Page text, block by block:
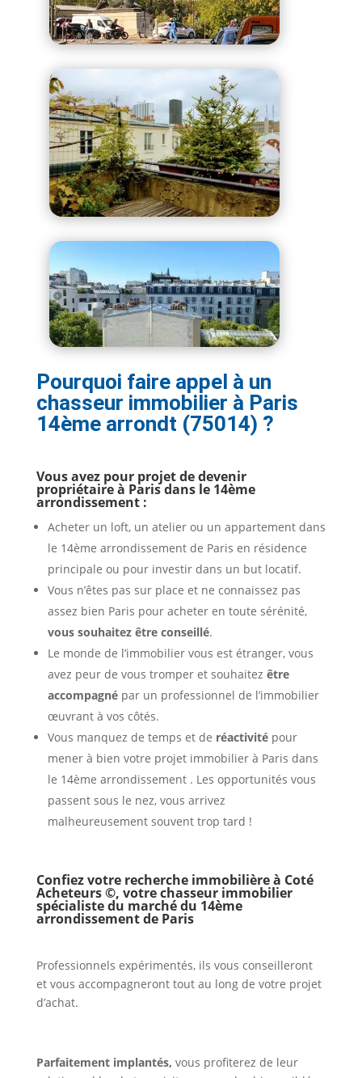
Pourquoi faire appel à un
chasseur immobilier à Paris
14ème arrondt (75014) ?
Vous avez pour projet de devenir
propriétaire à Paris dans le 14ème
arrondissement :
Acheter un loft, un atelier ou un appartement dans
le 14ème arrondissement de Paris en résidence
principale ou pour investir dans un but locatif.
Vous n’êtes pas sur place et ne connaissez pas
assez bien Paris pour acheter en toute sérénité,
vous souhaitez être conseillé.
Le monde de l’immobilier vous est étranger, vous
avez peur de vous tromper et souhaitez être
accompagnépar un professionnel de l’immobilier
œuvrant à vos côtés.
Vous manquez de temps et de réactivitépour
mener à bien votre projet immobilier à Paris dans
le 14ème arrondissement . Les opportunités vous
passent sous le nez, vous arrivez
malheureusement souvent trop tard !
Confiez votre recherche immobilière à Coté
Acheteurs ©, votre chasseur immobilier
spécialiste du marché du 14ème
arrondissement de Paris
Professionnels expérimentés, ils vous conseilleront
et vous accompagneront tout au long de votre projet
d’achat.
Parfaitement implantés, vous profiterez de leur